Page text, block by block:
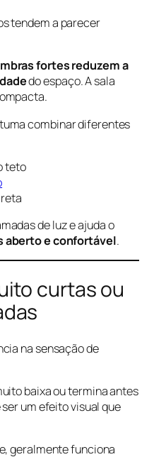
tendem a parecer
fortes reduzem a
do espaço. A sala
combinar diferentes
teto
de luz e ajuda o
aberto e confortável.
curtas ou
na sensação de
baixa ou termina antes
um efeito visual que
geralmente funciona